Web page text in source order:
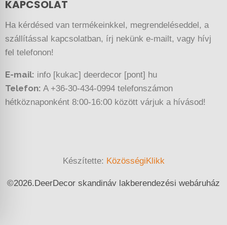
KAPCSOLAT
Ha kérdésed van termékeinkkel, megrendeléseddel, a
szállítással kapcsolatban, írj nekünk e-mailt, vagy hívj
fel telefonon!
E-mail: info [kukac] deerdecor [pont] hu
Telefon: A +36-30-434-0994 telefonszámon
hétköznaponként 8:00-16:00 között várjuk a hívásod!
Készítette: KözösségiKlikk
©2026.DeerDecor skandináv lakberendezési webáruház